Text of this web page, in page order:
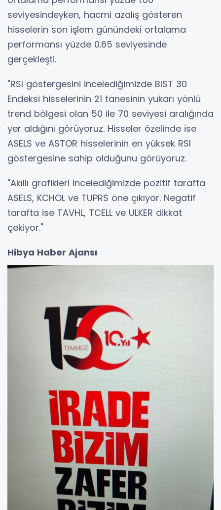
seviyesindeyken, hacmi azalış gösteren
hisselerin son işlem günündeki ortalama
performansı yüzde 0.65 seviyesinde
gerçekleşti.
"RSI göstergesini incelediğimizde BIST 30
Endeksi hisselerinin 21 tanesinin yukarı yönlü
trend bölgesi olan 50 ile 70 seviyesi aralığında
yer aldığını görüyoruz. Hisseler özelinde ise
ASELS ve ASTOR hisselerinin en yüksek RSI
göstergesine sahip olduğunu görüyoruz.
"Akıllı grafikleri incelediğimizde pozitif tarafta
ASELS, KCHOL ve TUPRS öne çıkıyor. Negatif
tarafta ise TAVHL, TCELL ve ULKER dikkat
çekiyor."
Hibya Haber Ajansı